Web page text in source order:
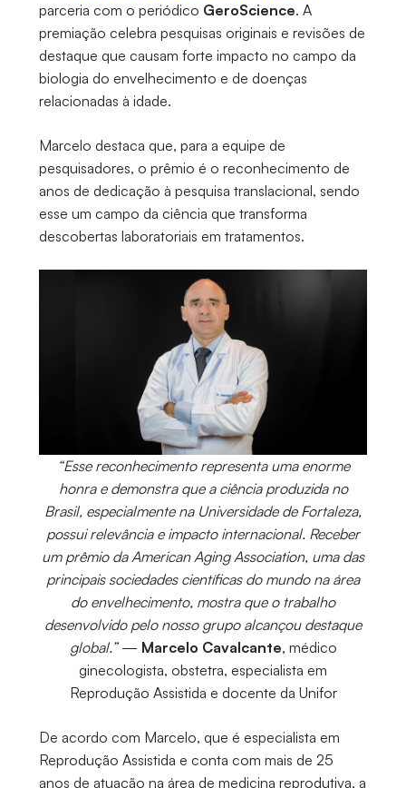
parceria com o periódico GeroScience. A
premiação celebra pesquisas originais e revisões de
destaque que causam forte impacto no campo da
biologia do envelhecimento e de doenças
relacionadas à idade.
Marcelo destaca que, para a equipe de
pesquisadores, o prêmio é o reconhecimento de
anos de dedicação à pesquisa translacional, sendo
esse um campo da ciência que transforma
descobertas laboratoriais em tratamentos.
“Esse reconhecimento representa uma enorme
honra e demonstra que a ciência produzida no
Brasil, especialmente na Universidade de Fortaleza,
possui relevância e impacto internacional. Receber
um prêmio da American Aging Association, uma das
principais sociedades científicas do mundo na área
do envelhecimento, mostra que o trabalho
desenvolvido pelo nosso grupo alcançou destaque
global.”— Marcelo Cavalcante, médico
ginecologista, obstetra, especialista em
Reprodução Assistida e docente da Unifor
De acordo com Marcelo, que é especialista em
Reprodução Assistida e conta com mais de 25
anos de atuação na área de medicina reprodutiva, a